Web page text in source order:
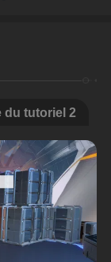
du tutoriel 2